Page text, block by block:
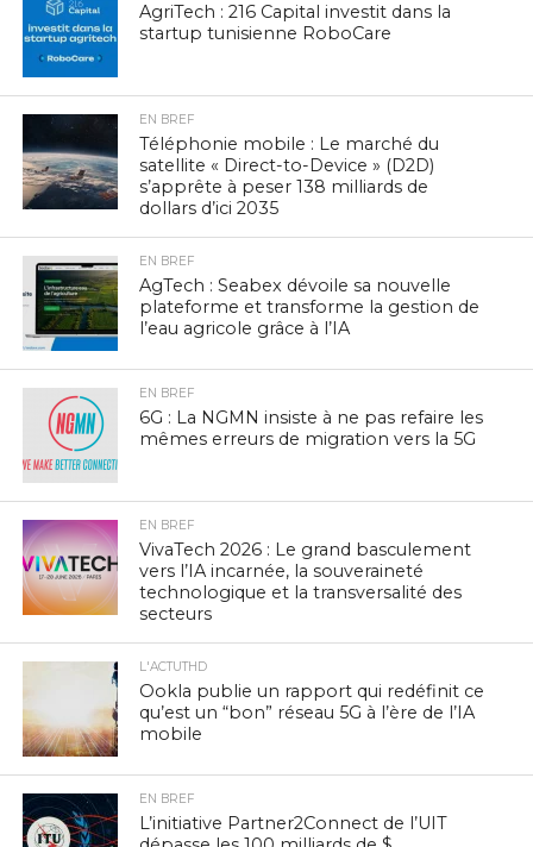
AgriTech : 216 Capital investit dans la
startup tunisienne RoboCare
EN BREF
Téléphonie mobile : Le marché du
satellite « Direct-to-Device » (D2D)
s’apprête à peser 138 milliards de
dollars d’ici 2035
EN BREF
AgTech : Seabex dévoile sa nouvelle
plateforme et transforme la gestion de
l’eau agricole grâce à l’IA
EN BREF
6G : La NGMN insiste à ne pas refaire les
mêmes erreurs de migration vers la 5G
EN BREF
VivaTech 2026 : Le grand basculement
vers l’IA incarnée, la souveraineté
technologique et la transversalité des
secteurs
L'ACTUTHD
Ookla publie un rapport qui redéfinit ce
qu’est un “bon” réseau 5G à l’ère de l’IA
mobile
EN BREF
L’initiative Partner2Connect de l’UIT